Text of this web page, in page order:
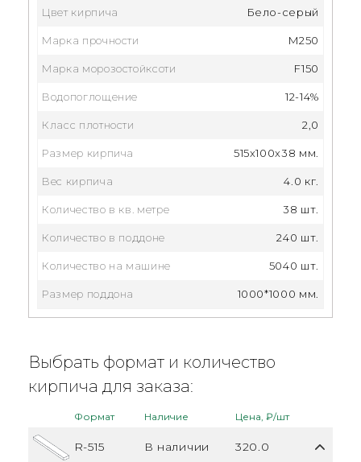
Цвет кирпича Бело-серый
Марка прочности M250
Марка морозостойксоти F150
Водопоглощение 12-14%
Класс плотности 2,0
Размер кирпича 515x100x38 мм.
Вес кирпича 4.0 кг.
Количество в кв. метре 38 шт.
Количество в поддоне 240 шт.
Количество на машине 5040 шт.
Размер поддона 1000*1000 мм.
Выбрать формат и количество
кирпича для заказа:
Формат Наличие Цена, ₽/шт
R-515 В наличии 320.0